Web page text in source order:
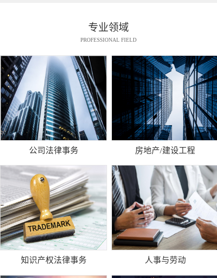
专业领域
PROFESSIONAL FIELD
公司法律事务 房地产/建设工程
知识产权法律事务 人事与劳动